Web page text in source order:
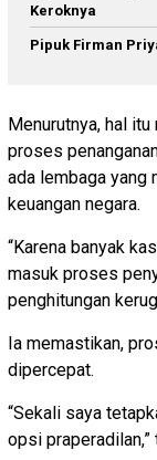
Keroknya
Pipuk Firman
Menurutnya, hal
proses
ada lembaga yang
keuangan negara.
“Karena banyak
masuk proses
penghitungan
Ia memastikan,
dipercepat.
“Sekali saya
opsi praperadilan,”